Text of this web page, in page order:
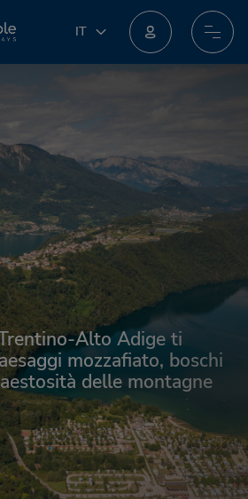
IT
Alto Adige ti
mozzafiato, boschi
delle montagne